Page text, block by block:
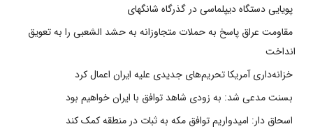
پویایی دستگاه دیپلماسی در گذرگاه شانگهای
مقاومت عراق پاسخ به حملات متجاوزانه به حشد الشعبی را به تعویق
انداخت
خزانه‌داری آمریکا تحریم‌های جدیدی علیه ایران اعمال کرد
بسنت مدعی شد: به زودی شاهد توافق با ایران خواهیم بود
اسحاق دار: امیدواریم توافق مکه به ثبات در منطقه کمک کند